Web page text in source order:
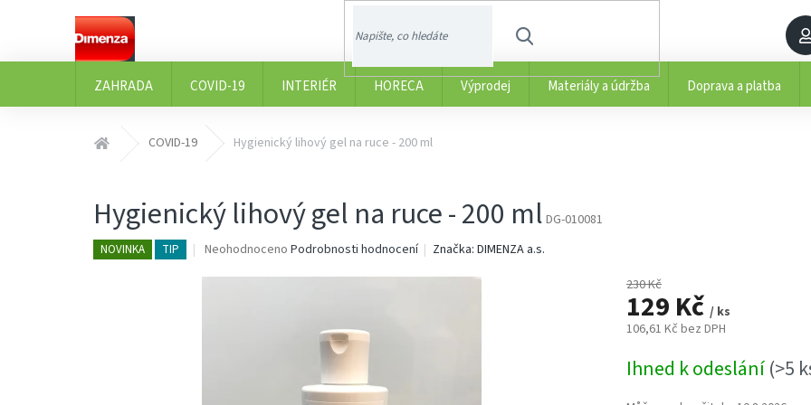
HLEDAT
ZAHRADA COVID-19 INTERIÉR HORECA Výprodej Materiály a údržba Doprava a platba
Domů COVID-19 Hygienický lihový gel na ruce - 200 ml
Hygienický lihový gel na ruce - 200 ml DG-010081
NOVINKA TIP
Průměrné
produktu
Neohodnoceno Podrobnosti hodnocení Značka:DIMENZA a.s.
230 Kč
129 Kč / ks
106,61 Kč bez DPH
cena:
Ihned k odeslání(>5